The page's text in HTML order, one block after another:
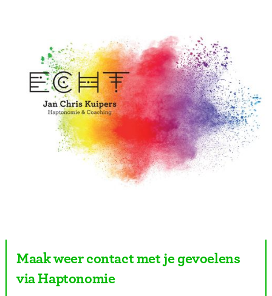
Maak weer contact met je gevoelens
via Haptonomie